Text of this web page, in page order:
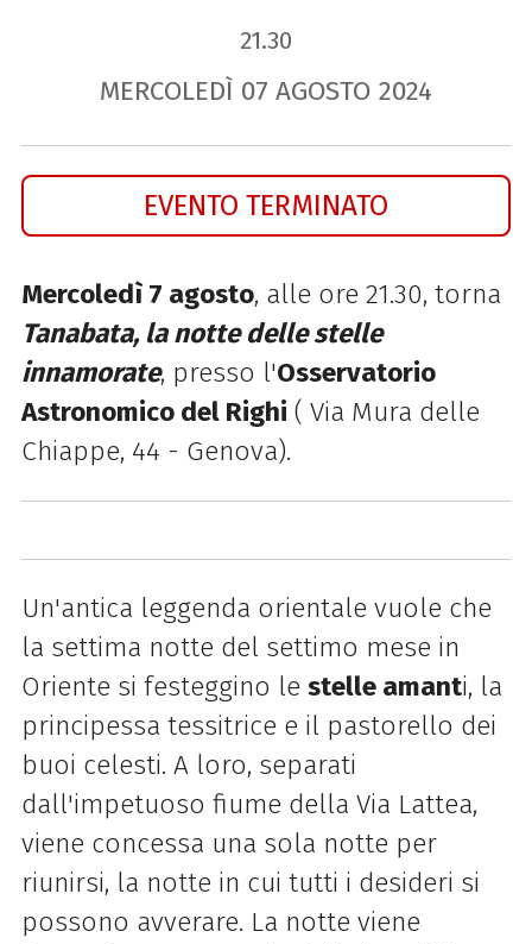
21.30
MERCOLEDÌ 07 AGOSTO 2024
EVENTO TERMINATO
Mercoledì 7 agosto, alle ore 21.30, torna
Tanabata, la notte delle stelle
innamorate, presso l'Osservatorio
Astronomico del Righi ( Via Mura delle
Chiappe, 44 - Genova).
Un'antica leggenda orientale vuole che
la settima notte del settimo mese in
Oriente si festeggino le stelle amanti, la
principessa tessitrice e il pastorello dei
buoi celesti. A loro, separati
dall'impetuoso fiume della Via Lattea,
viene concessa una sola notte per
riunirsi, la notte in cui tutti i desideri si
possono avverare. La notte viene